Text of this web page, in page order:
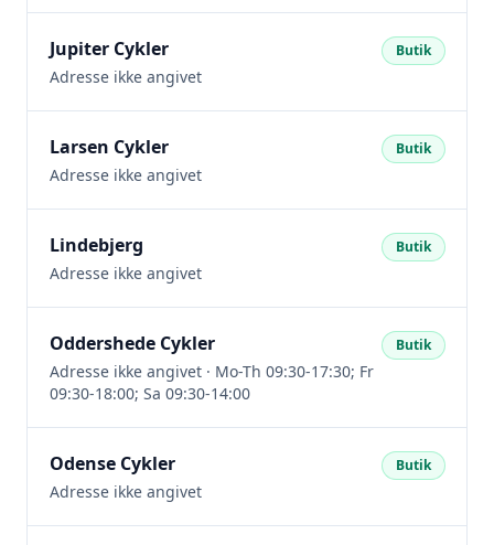
Jupiter Cykler
Adresse ikke angivet
Butik
Larsen Cykler
Adresse ikke angivet
Butik
Lindebjerg
Adresse ikke angivet
Butik
Oddershede Cykler
Adresse ikke angivet · Mo-Th 09:30-17:30; Fr
09:30-18:00; Sa 09:30-14:00
Butik
Odense Cykler
Adresse ikke angivet
Butik